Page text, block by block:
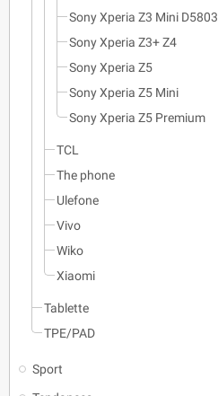
Sony Xperia Z3 Mini D5803
Sony Xperia Z3+ Z4
Sony Xperia Z5
Sony Xperia Z5 Mini
Sony Xperia Z5 Premium
TCL
The phone
Ulefone
Vivo
Wiko
Xiaomi
Tablette
TPE/PAD
Sport